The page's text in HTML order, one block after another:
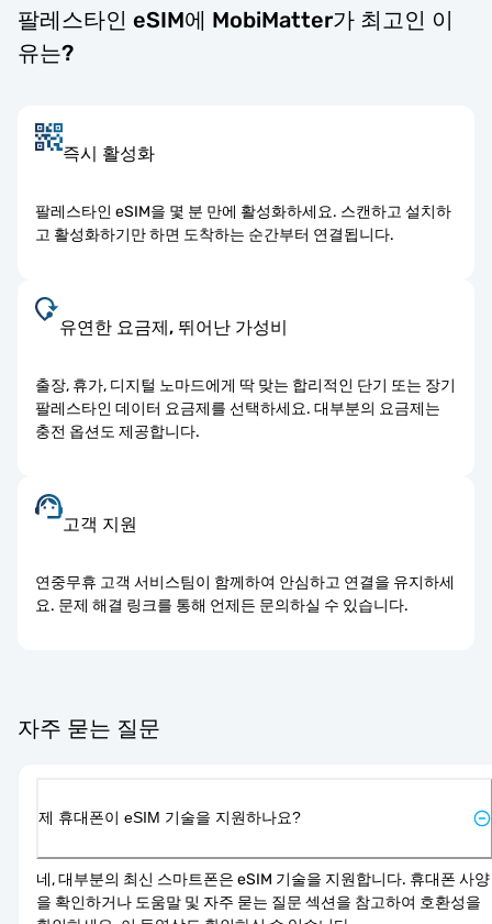
팔레스타인 eSIM에 MobiMatter가 최고인 이
유는?
즉시 활성화
팔레스타인 eSIM을 몇 분 만에 활성화하세요. 스캔하고 설치하
고 활성화하기만 하면 도착하는 순간부터 연결됩니다.
유연한 요금제, 뛰어난 가성비
출장, 휴가, 디지털 노마드에게 딱 맞는 합리적인 단기 또는 장기
팔레스타인 데이터 요금제를 선택하세요. 대부분의 요금제는
충전 옵션도 제공합니다.
고객 지원
연중무휴 고객 서비스팀이 함께하여 안심하고 연결을 유지하세
요. 문제 해결 링크를 통해 언제든 문의하실 수 있습니다.
자주 묻는 질문
제 휴대폰이 eSIM 기술을 지원하나요?
네, 대부분의 최신 스마트폰은 eSIM 기술을 지원합니다. 휴대폰 사양
을 확인하거나 도움말 및 자주 묻는 질문 섹션을 참고하여 호환성을